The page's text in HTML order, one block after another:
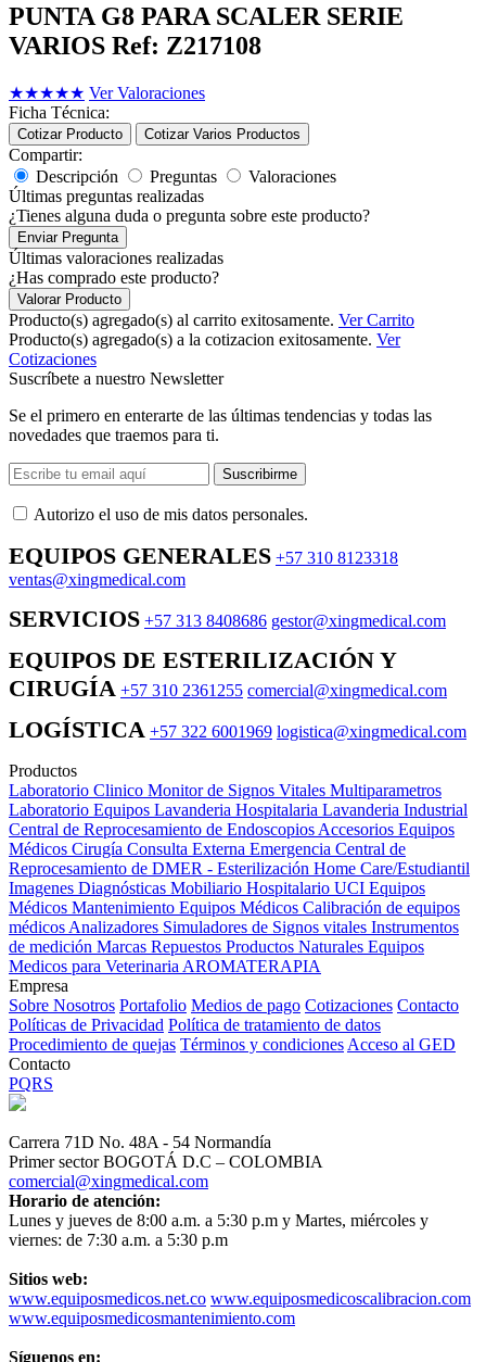
PUNTA G8 PARA SCALER SERIE
VARIOS Ref: Z217108
★★★★★ Ver Valoraciones
Ficha Técnica:
Cotizar Producto Cotizar Varios Productos
Compartir:
Descripción
Preguntas
Valoraciones
Últimas preguntas realizadas
¿Tienes alguna duda o pregunta sobre este producto?
Enviar Pregunta
Últimas valoraciones realizadas
¿Has comprado este producto?
Valorar Producto
Producto(s) agregado(s) al carrito exitosamente. Ver Carrito
Producto(s) agregado(s) a la cotizacion exitosamente. Ver
Cotizaciones
Suscríbete a nuestro Newsletter
Se el primero en enterarte de las últimas tendencias y todas las
novedades que traemos para ti.
Suscribirme
Autorizo ​​el uso de mis datos personales.
EQUIPOS GENERALES +57 310 8123318
ventas@xingmedical.com
SERVICIOS +57 313 8408686 gestor@xingmedical.com
EQUIPOS DE ESTERILIZACIÓN Y
CIRUGÍA +57 310 2361255 comercial@xingmedical.com
LOGÍSTICA +57 322 6001969 logistica@xingmedical.com
Productos
Laboratorio Clinico Monitor de Signos Vitales Multiparametros
Laboratorio Equipos Lavanderia Hospitalaria Lavanderia Industrial
Central de Reprocesamiento de Endoscopios Accesorios Equipos
Médicos Cirugía Consulta Externa Emergencia Central de
Reprocesamiento de DMER - Esterilización Home Care/Estudiantil
Imagenes Diagnósticas Mobiliario Hospitalario UCI Equipos
Médicos Mantenimiento Equipos Médicos Calibración de equipos
médicos Analizadores Simuladores de Signos vitales Instrumentos
de medición Marcas Repuestos Productos Naturales Equipos
Medicos para Veterinaria AROMATERAPIA
Empresa
Sobre Nosotros Portafolio Medios de pago Cotizaciones Contacto
Políticas de Privacidad Política de tratamiento de datos
Procedimiento de quejas Términos y condiciones Acceso al GED
Contacto
PQRS
Carrera 71D No. 48A - 54 Normandía
Primer sector BOGOTÁ D.C – COLOMBIA
comercial@xingmedical.com
Horario de atención:
Lunes y jueves de 8:00 a.m. a 5:30 p.m y Martes, miércoles y
viernes: de 7:30 a.m. a 5:30 p.m
Sitios web:
www.equiposmedicos.net.co www.equiposmedicoscalibracion.com
www.equiposmedicosmantenimiento.com
Síguenos en: